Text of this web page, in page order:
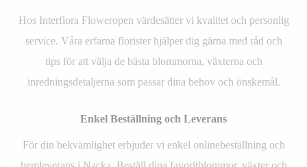
Hos Interflora Floweropen värdesätter vi kvalitet och personlig
service. Våra erfarna florister hjälper dig gärna med råd och
tips för att välja de bästa blommorna, växterna och
inredningsdetaljerna som passar dina behov och önskemål.
Enkel Beställning och Leverans
För din bekvämlighet erbjuder vi enkel onlinebeställning och